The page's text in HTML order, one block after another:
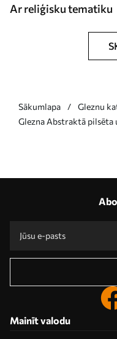
Ar reliģisku tematiku
Sākumlapa Gleznu
Glezna Abstraktā pilsēta
Mainīt valodu